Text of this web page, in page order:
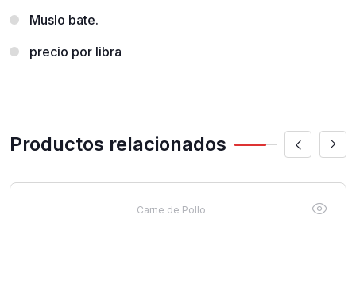
Muslo bate.
precio por libra
Productos relacionados
Carne de Pollo